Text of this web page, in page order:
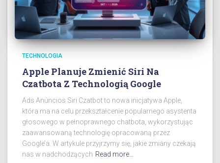
TECHNOLOGIA
Apple Planuje Zmienić Siri Na
Czatbota Z Technologią Google
Ads Anúncios Siri Czatbot to nowa inicjatywa Apple,
która ma na celu przekształcenie popularnego asystenta
głosowego w pełnoprawnego chatbota, wykorzystując
zaawansowaną technologię opracowaną przez
Google’a. W artykule przyjrzymy się, jakie zmiany czekają
nas w nadchodzących Read more…